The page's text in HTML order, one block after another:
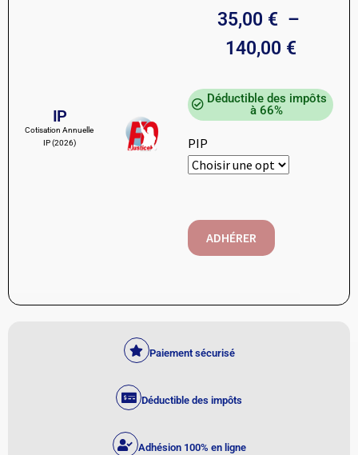
IP
Cotisation Annuelle
IP (2026)
35,00 € –
140,00 €
Déductible des impôts
à 66%
PIP
ADHÉRER
Paiement sécurisé
Déductible des impôts
Adhésion 100% en ligne